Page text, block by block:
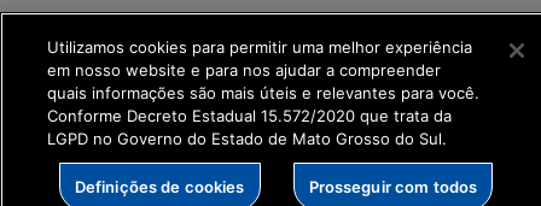
SETDIG | Secretaria-
Executiva de
Transformação Digital
get_footer();
Utilizamos cookies para permitir uma melhor experiência
em nosso website e para nos ajudar a compreender
quais informações são mais úteis e relevantes para você.
Conforme Decreto Estadual 15.572/2020 que trata da
LGPD no Governo do Estado de Mato Grosso do Sul.
Definições de cookies Prosseguir com todos